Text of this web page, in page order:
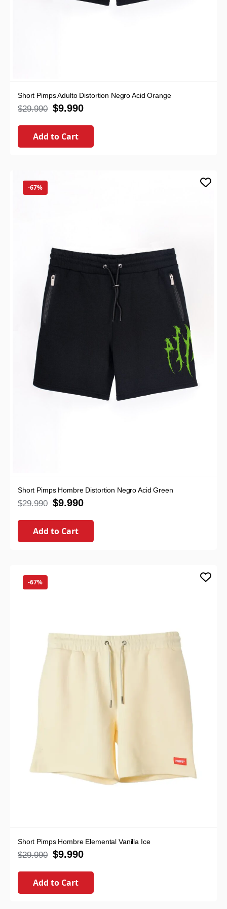
Short Pimps Adulto Distortion Negro Acid Orange
$29.990 $9.990
Add to Cart
-67%
Short Pimps Hombre Distortion Negro Acid Green
$29.990 $9.990
Add to Cart
-67%
Short Pimps Hombre Elemental Vanilla Ice
$29.990 $9.990
Add to Cart